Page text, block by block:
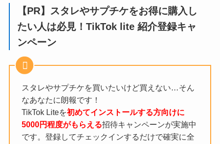
【PR】スタレやサプチケをお得に購入し
たい人は必見！TikTok lite 紹介登録キャ
ンペーン
スタレやサプチケを買いたいけど買えない…そん
なあなたに朗報です！
TikTok Liteを初めてインストールする方向けに
5000円程度がもらえる招待キャンペーンが実施中
です。登録してチェックインするだけで確実に全